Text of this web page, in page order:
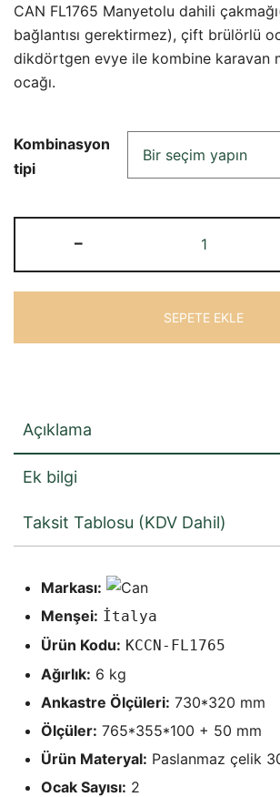
₺22.722,45.fiyat:
CAN FL1765 Manyetolu dahili
bağlantısı gerektirmez), çift brülörlü
dikdörtgen evye ile kombine karavan
ocağı.
Kombinasyon
tipi
-
KCCN-
FL1765
Ocak
SEPETE EKLE
Açıklama
Ek bilgi
Taksit Tablosu (KDV Dahil)
Markası:
Menşei: İtalya
Ürün Kodu: KCCN-FL1765
Ağırlık: 6 kg
Ankastre Ölçüleri: 730*320 mm
Ölçüler: 765*355*100 + 50 mm
Ürün Materyal: Paslanmaz çelik
Ocak Sayısı: 2